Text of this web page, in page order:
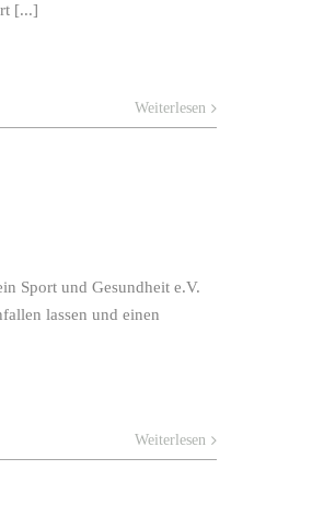
[...]
Weiterlesen
Sport und Gesundheit e.V.
lassen und einen
Weiterlesen